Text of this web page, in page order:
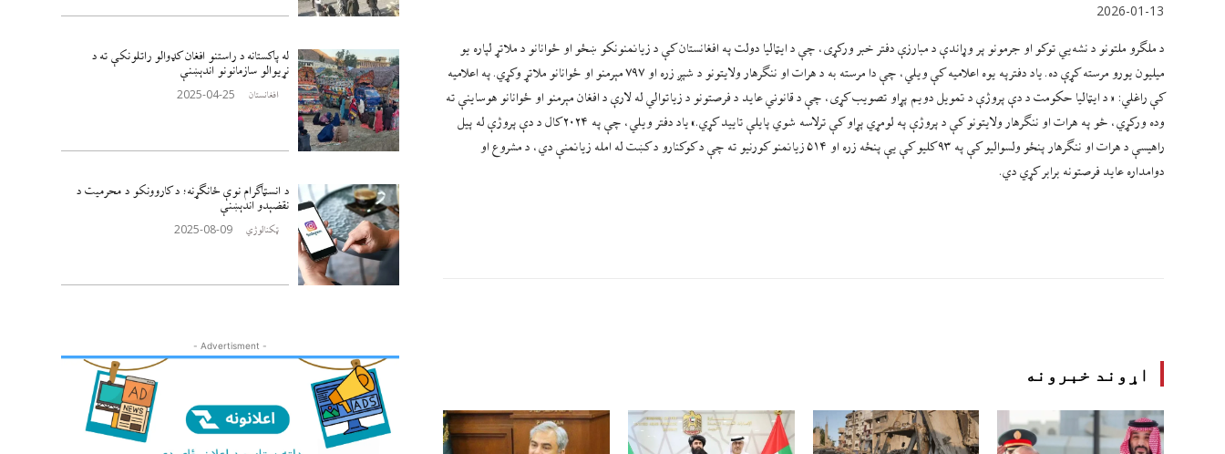
له پاکستانه د راستنو افغان کډوالو راتلونکې ته د
نړيوالو سازمانونو اندېښنې
افغانستان 2025-04-25
د انسټاګرام نوې ځانګړنه؛ د کاروونکو د محرمیت د
نقضېدو اندېښنې
ټکنالوژي 2025-08-09
- Advertisment -
2026-01-13
د ملګرو ملتونو د نشه‌يي توکو او جرمونو پر وړاندې د مبارزې دفتر خبر ورکړی، چې د ایټالیا دولت په افغانستان کې د زیانمنونکو ښځو او ځوانانو د ملاتړ لپاره یو
میلیون یورو مرسته کړې ده. یاد دفترپه یوه اعلامیه کې ویلي، چې دا مرسته به د هرات او ننګرهار ولایتونو د شپږ زره او ۷۹۷ مېرمنو او ځوانانو ملاتړ وکړي. په اعلامیه
کې راغلي: « د ایټالیا حکومت د دې پروژې د تمویل دویم پړاو تصویب کړی، چې د قانوني عاید د فرصتونو د زیاتوالي له لارې د افغان مېرمنو او ځوانانو هوساینې ته
وده ورکړي، څو په هرات او ننګرهار ولایتونو کې د پروژې په لومړي پړاو کې ترلاسه شوي پایلې تایید کړي.» یاد دفتر ویلي، چې په ۲۰۲۴ کال د دې پروژې له پیل
راهیسې د هرات او ننګرهار پنځو ولسوالیو کې په ۹۳ کلیو کې یې پنځه زره او ۵۱۴ زیانمنو کورنیو ته چې د کوکنارو د کښت له امله زیانمنې دي، د مشروع او
دوامداره عاید فرصتونه برابر کړي دي.
اړوند خبرونه